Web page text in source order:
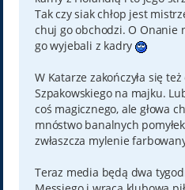
Tak czy siak chłop jest
chuj go obchodzi. O Onanie
go wyjebali z kadry
W Katarze zakończyła się
Szpakowskiego na majku.
coś magicznego, ale głowa
mnóstwo banalnych
zwłaszcza mylenie
Teraz media będą dwa